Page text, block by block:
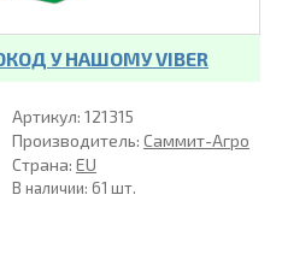
У НАШОМУ VIBER
Артикул: 121315
Производитель: Саммит-Агро
Страна: EU
В наличии: 61 шт.